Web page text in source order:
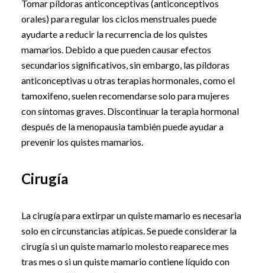
Tomar píldoras anticonceptivas (anticonceptivos
orales) para regular los ciclos menstruales puede
ayudarte a reducir la recurrencia de los quistes
mamarios. Debido a que pueden causar efectos
secundarios significativos, sin embargo, las píldoras
anticonceptivas u otras terapias hormonales, como el
tamoxifeno, suelen recomendarse solo para mujeres
con síntomas graves. Discontinuar la terapia hormonal
después de la menopausia también puede ayudar a
prevenir los quistes mamarios.
Cirugía
La cirugía para extirpar un quiste mamario es necesaria
solo en circunstancias atípicas. Se puede considerar la
cirugía si un quiste mamario molesto reaparece mes
tras mes o si un quiste mamario contiene líquido con